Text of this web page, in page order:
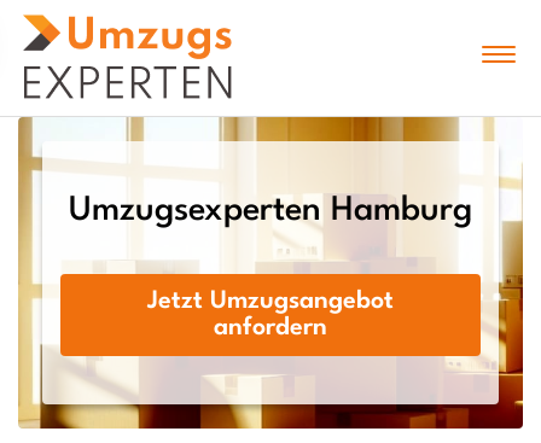
Umzugsexperten Hamburg
Jetzt Umzugsangebot
anfordern